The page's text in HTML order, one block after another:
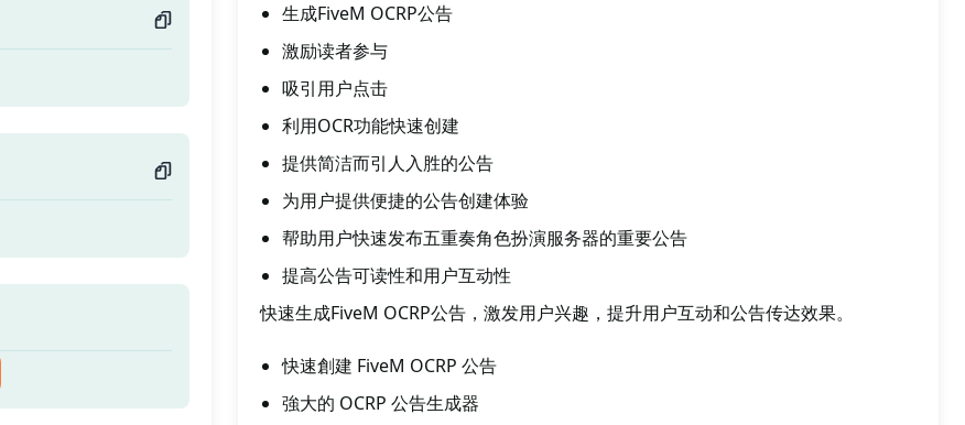
生成FiveM OCRP公告
激励读者参与
吸引用户点击
利用OCR功能快速创建
提供简洁而引人入胜的公告
为用户提供便捷的公告创建体验
帮助用户快速发布五重奏角色扮演服务器的重要公告
提高公告可读性和用户互动性
快速生成FiveM OCRP公告，激发用户兴趣，提升用户互动和公告传达效果。
快速創建 FiveM OCRP 公告
強大的 OCRP 公告生成器